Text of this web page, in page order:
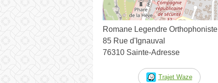
Romane Legendre Orthophoniste
85 Rue d'Ignauval
76310 Sainte-Adresse
Trajet Waze